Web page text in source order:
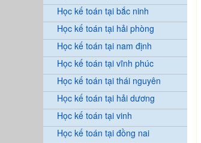
Học kế toán tại bắc ninh
Học kế toán tại hải phòng
Học kế toán tại nam định
Học kế toán tại vĩnh phúc
Học kế toán tại thái nguyên
Học kế toán tại hải dương
Học kế toán tại vinh
Học kế toán tại đồng nai